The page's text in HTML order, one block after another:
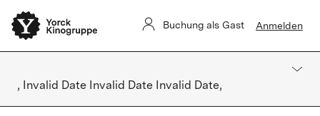
Buchung als Gast Anmelden
, Invalid Date Invalid Date Invalid Date,